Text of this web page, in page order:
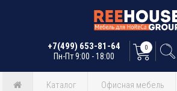
+7(499) 653-81-64
Пн-Пт 9:00 - 18:00
0
Каталог Офисная мебель